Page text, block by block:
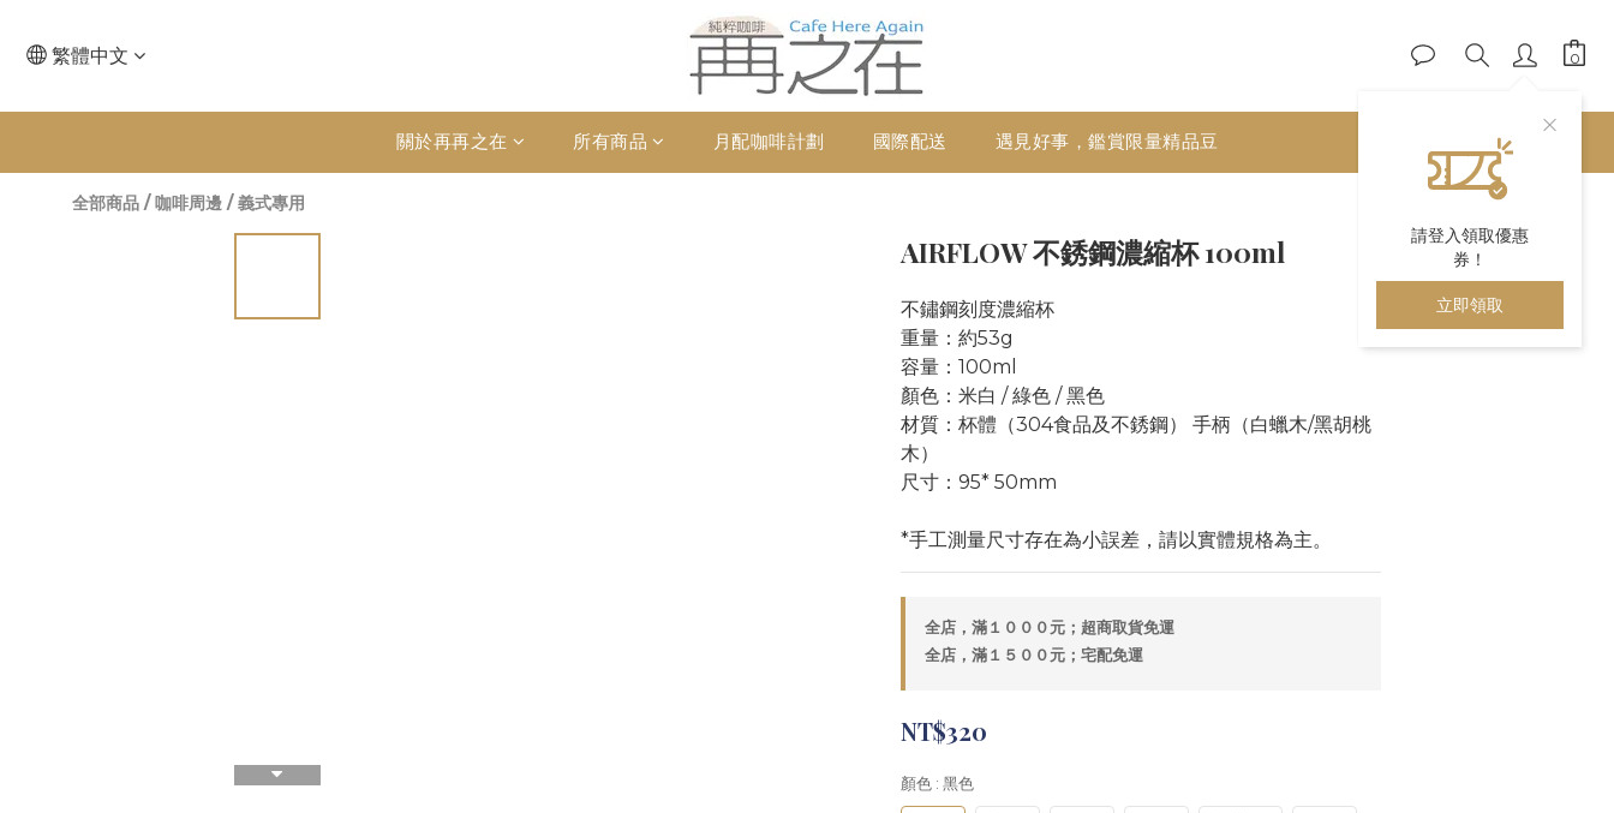
繁體中文
請登入領取優惠
券！
立即領取
關於再再之在 所有商品 月配咖啡計劃 國際配送 遇見好事，鑑賞限量精品豆
全部商品 /咖啡周邊 /義式專用
AIRFLOW 不銹鋼濃縮杯 100ml
不鏽鋼刻度濃縮杯
重量：約53g
容量：100ml
顏色：米白 / 綠色 / 黑色
材質：杯體（304食品及不銹鋼） 手柄（白蠟木/黑胡桃
木）
尺寸：95* 50mm
*手工測量尺寸存在為小誤差，請以實體規格為主。
全店，滿１０００元；超商取貨免運
全店，滿１５００元；宅配免運
NT$320
顏色 : 黑色